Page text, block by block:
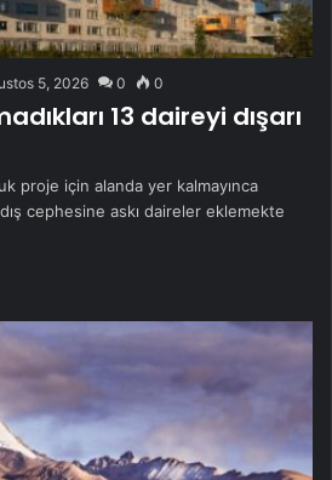
5, 2026 0 0
13 daireyi dışarı
proje için alanda yer kalmayınca
cephesine askı daireler eklemekte